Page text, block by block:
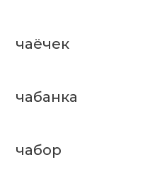
чаёчек
чабанка
чабор